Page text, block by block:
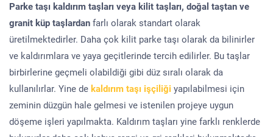
Parke taşı kaldırım taşları veya kilit taşları, doğal taştan ve
granit küp taşlardan farlı olarak standart olarak
üretilmektedirler. Daha çok kilit parke taşı olarak da bilinirler
ve kaldırımlara ve yaya geçitlerinde tercih edilirler. Bu taşlar
birbirlerine geçmeli olabildiği gibi düz sıralı olarak da
kullanılırlar. Yine de kaldırım taşı işçiliği yapılabilmesi için
zeminin düzgün hale gelmesi ve istenilen projeye uygun
döşeme işleri yapılmakta. Kaldırım taşları yine farklı renklerde